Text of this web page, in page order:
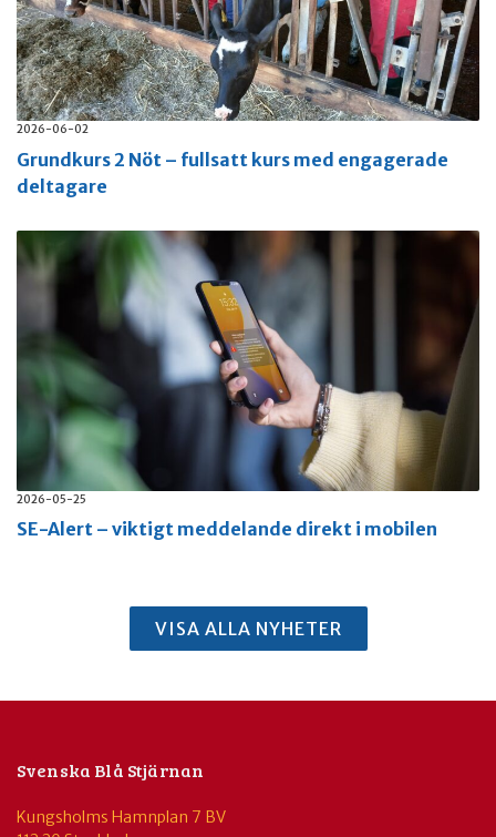
2026-06-02
Grundkurs 2 Nöt – fullsatt kurs med engagerade
deltagare
2026-05-25
SE-Alert – viktigt meddelande direkt i mobilen
VISA ALLA NYHETER
Svenska Blå Stjärnan
Kungsholms Hamnplan 7 BV